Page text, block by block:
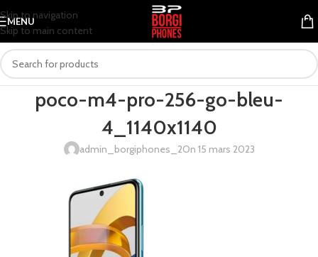
Skip to navigation
Skip to main content
MENU
poco-m4-pro-256-go-bleu-
4_1140x1140
admin_borgiphones_2On 15 mars 2023